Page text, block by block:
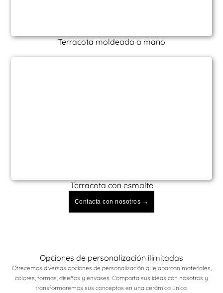
Terracota moldeada a mano
Terracota con esmalte
Contacta con nosotros →
Opciones de personalización ilimitadas
Ofrecemos diversas opciones de personalización que abarcan materiales,
colores, formas, diseños y envases. Comparta sus ideas con nosotros y
transformaremos sus conceptos en una cerámica única.